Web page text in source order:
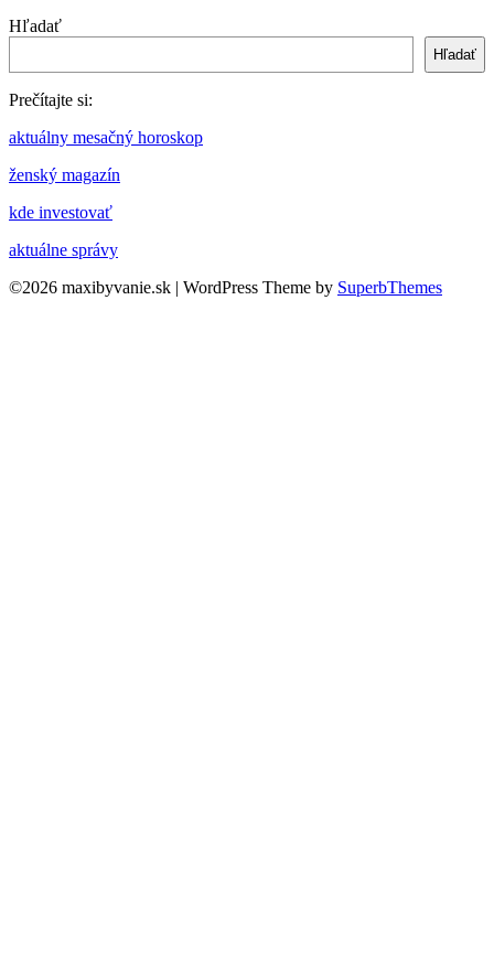
Hľadať
Hľadať
Prečítajte si:
aktuálny mesačný horoskop
ženský magazín
kde investovať
aktuálne správy
©2026 maxibyvanie.sk | WordPress Theme by SuperbThemes